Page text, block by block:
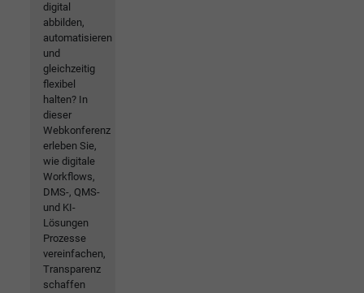
digital
abbilden,
automatisieren
und
gleichzeitig
flexibel
halten? In
dieser
Webkonferenz
erleben Sie,
wie digitale
Workflows,
DMS-, QMS-
und KI-
Lösungen
Prozesse
vereinfachen,
Transparenz
schaffen